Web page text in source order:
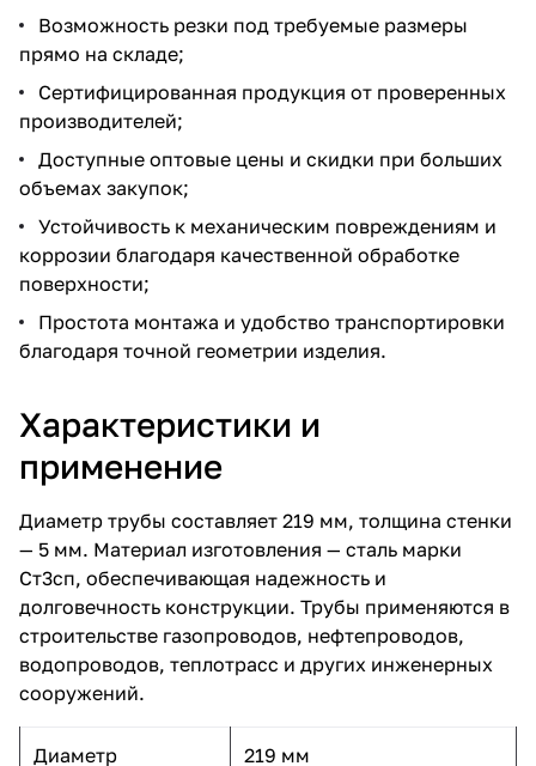
Возможность резки под требуемые размеры
прямо на складе;
Сертифицированная продукция от проверенных
производителей;
Доступные оптовые цены и скидки при больших
объемах закупок;
Устойчивость к механическим повреждениям и
коррозии благодаря качественной обработке
поверхности;
Простота монтажа и удобство транспортировки
благодаря точной геометрии изделия.
Характеристики и
применение
Диаметр трубы составляет 219 мм, толщина стенки
— 5 мм. Материал изготовления — сталь марки
Ст3сп, обеспечивающая надежность и
долговечность конструкции. Трубы применяются в
строительстве газопроводов, нефтепроводов,
водопроводов, теплотрасс и других инженерных
сооружений.
Диаметр 219 мм